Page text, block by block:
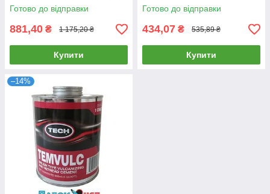
Готово до відправки
881,40 ₴ 1 175,20 ₴
Купити
Готово до відправки
434,07 ₴ 535,89 ₴
Купити
–14%